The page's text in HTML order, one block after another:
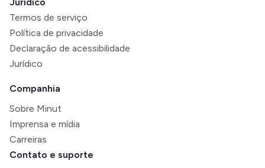
Termos de serviço
Política de privacidade
Declaração de acessibilidade
Jurídico
Companhia
Sobre Minut
Imprensa e mídia
Carreiras
Contato e suporte